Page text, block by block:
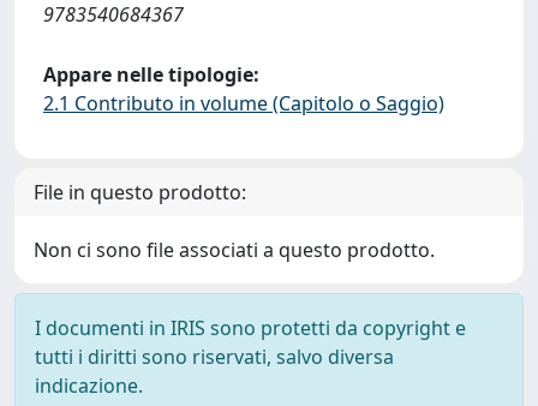
9783540684367
Appare nelle tipologie:
2.1 Contributo in volume (Capitolo o Saggio)
File in questo prodotto:
Non ci sono file associati a questo prodotto.
I documenti in IRIS sono protetti da copyright e
tutti i diritti sono riservati, salvo diversa
indicazione.